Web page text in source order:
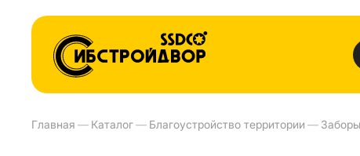
Главная — Каталог— Благоустройство территории —